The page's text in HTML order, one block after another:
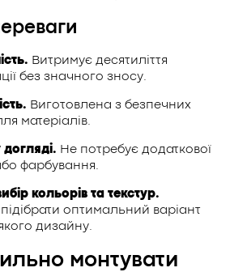
Витримує десятиліття
без значного зносу.
Виготовлена з безпечних
матеріалів.
догляді. Не потребує додаткової
фарбування.
кольорів та текстур.
оптимальний варіант
дизайну.
монтувати